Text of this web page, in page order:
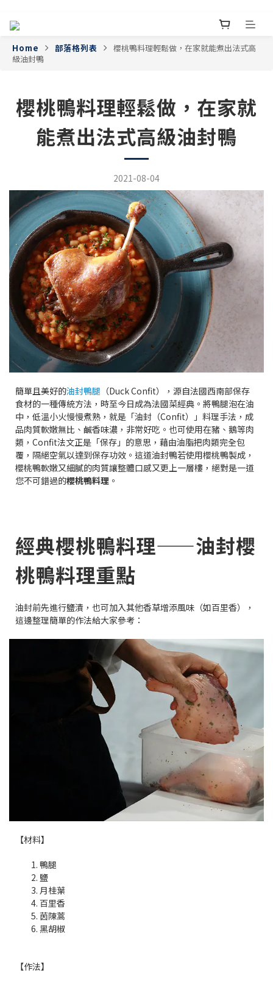
Home 部落格列表
櫻桃鴨料理輕鬆做，在家就能煮出法式高
級油封鴨
櫻桃鴨料理輕鬆做，在家就
能煮出法式高級油封鴨
2021-08-04
簡單且美好的油封鴨腿 （Duck Confit），源自法國西南部保存
食材的一種傳統方法，時至今日成為法國菜經典。將鴨腿泡在油
中，低溫小火慢慢煮熟，就是「油封（Confit）」料理手法，成
品肉質軟嫩無比、鹹香味濃，非常好吃。也可使用在豬、鵝等肉
類，Confit法文正是「保存」的意思，藉由油脂把肉類完全包
覆，隔絕空氣以達到保存功效。這道油封鴨若使用櫻桃鴨製成，
櫻桃鴨軟嫩又細膩的肉質讓整體口感又更上一層樓，絕對是一道
您不可錯過的櫻桃鴨料理 。
經典櫻桃鴨料理——油封櫻
桃鴨料理重點
油封前先進行鹽漬，也可加入其他香草增添風味（如百里香），
這邊整理簡單的作法給大家參考：
【材料】
鴨腿
鹽
月桂葉
百里香
茵陳蒿
黑胡椒
【作法】